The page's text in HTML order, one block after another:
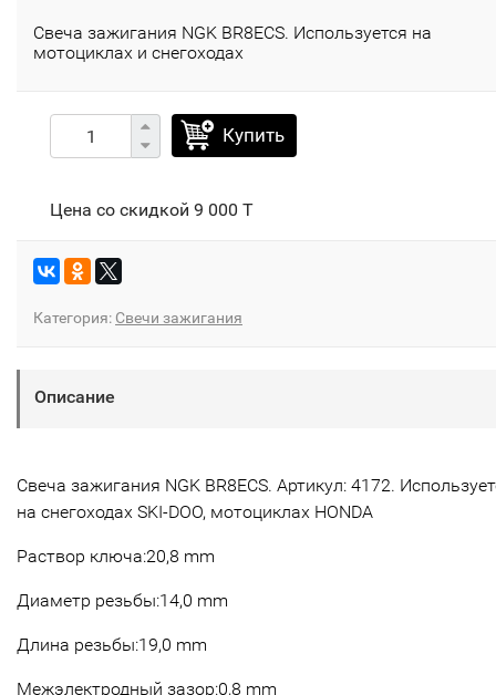
Свеча зажигания NGK BR8ECS. Используется на
мотоциклах и снегоходах
Купить
Цена со скидкой 9 000 T
Категория: Свечи зажигания
Описание
Свеча зажигания NGK BR8ECS. Артикул: 4172.
на снегоходах SKI-DOO, мотоциклах HONDA
Раствор ключа:20,8 mm
Диаметр резьбы:14,0 mm
Длина резьбы:19,0 mm
Межэлектродный зазор:0,8 mm